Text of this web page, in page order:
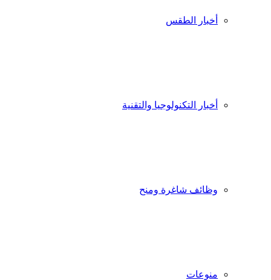
أخبار الطقس
أخبار التكنولوجيا والتقنية
وظائف شاغرة ومنح
منوعات